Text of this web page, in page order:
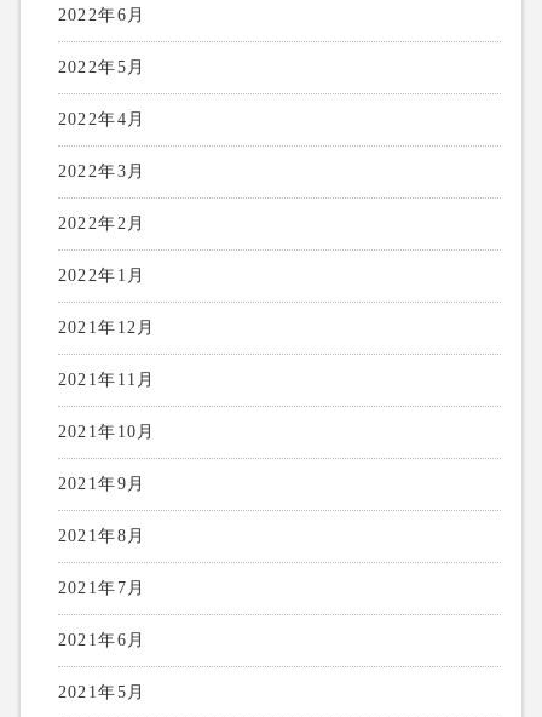
2022年6月
2022年5月
2022年4月
2022年3月
2022年2月
2022年1月
2021年12月
2021年11月
2021年10月
2021年9月
2021年8月
2021年7月
2021年6月
2021年5月